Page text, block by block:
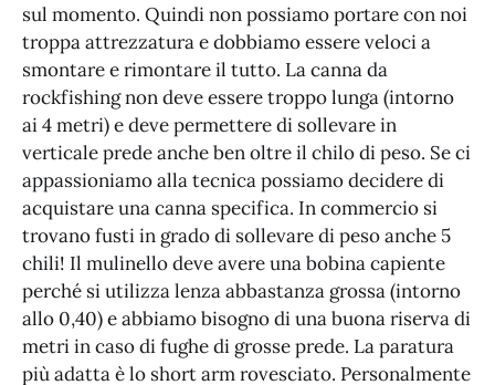
sul momento. Quindi non possiamo portare con noi
troppa attrezzatura e dobbiamo essere veloci a
smontare e rimontare il tutto. La canna da
rockfishing non deve essere troppo lunga (intorno
ai 4 metri) e deve permettere di sollevare in
verticale prede anche ben oltre il chilo di peso. Se ci
appassioniamo alla tecnica possiamo decidere di
acquistare una canna specifica. In commercio si
trovano fusti in grado di sollevare di peso anche 5
chili! Il mulinello deve avere una bobina capiente
perché si utilizza lenza abbastanza grossa (intorno
allo 0,40) e abbiamo bisogno di una buona riserva di
metri in caso di fughe di grosse prede. La paratura
più adatta è lo short arm rovesciato. Personalmente